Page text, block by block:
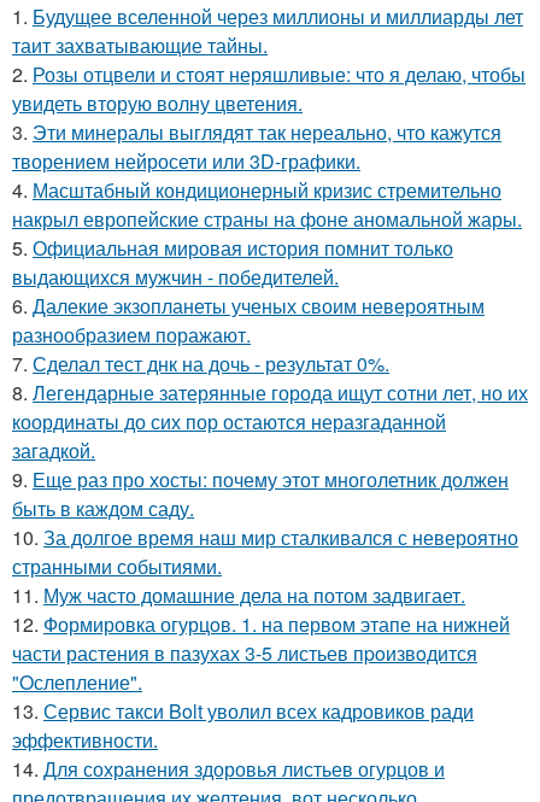
1. Будущее вселенной через миллионы и миллиарды лет
таит захватывающие тайны.
2. Розы отцвели и стоят неряшливые: что я делаю, чтобы
увидеть вторую волну цветения.
3. Эти минералы выглядят так нереально, что кажутся
творением нейросети или 3D-графики.
4. Масштабный кондиционерный кризис стремительно
накрыл европейские страны на фоне аномальной жары.
5. Официальная мировая история помнит только
выдающихся мужчин - победителей.
6. Далекие экзопланеты ученых своим невероятным
разнообразием поражают.
7. Сделал тест днк на дочь - результат 0%.
8. Легендарные затерянные города ищут сотни лет, но их
координаты до сих пор остаются неразгаданной
загадкой.
9. Еще раз про хосты: почему этот многолетник должен
быть в каждом саду.
10. За долгое время наш мир сталкивался с невероятно
странными событиями.
11. Муж часто домашние дела на потом задвигает.
12. Формировка огурцoв. 1. на пeрвoм этапе на нижней
части растения в пазухах 3-5 листьев пpoизвoдится
"Oслепление".
13. Сервис такси Bolt уволил всех кадровиков ради
эффективности.
14. Для сохранения здоровья листьев огурцов и